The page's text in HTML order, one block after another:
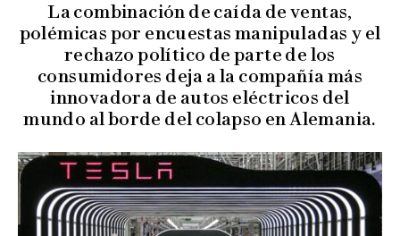
La combinación de caída de ventas,
polémicas por encuestas manipuladas y el
rechazo político de parte de los
consumidores deja a la compañía más
innovadora de autos eléctricos del
mundo al borde del colapso en Alemania.